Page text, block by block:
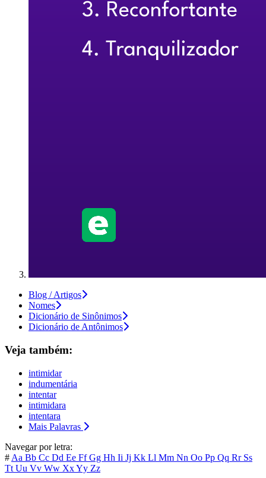
Blog / Artigos
Nomes
Dicionário de Sinônimos
Dicionário de Antônimos
Veja também:
intimidar
indumentária
intentar
intimidara
intentara
Mais Palavras
Navegar por letra:
# Aa Bb Cc Dd Ee FfGg Hh Ii Jj Kk Ll Mm Nn Oo Pp Qq Rr Ss
Tt Uu Vv Ww XxYy Zz